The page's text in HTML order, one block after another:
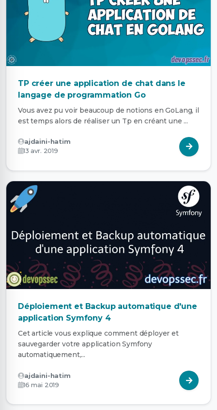
TP créer une application de chat dans le
langage de programmation Go
Vous avez pu voir beaucoup de notions en GoLang, il
est temps alors de réaliser un Tp en créant une ...
ajdaini-hatim
13 avr. 2019
Déploiement et Backup automatique d'une
application Symfony 4
Cet article vous explique comment déployer et
sauvegarder votre application Symfony
automatiquement,...
ajdaini-hatim
16 mai 2019